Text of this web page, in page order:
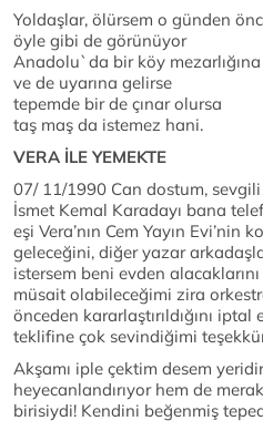
Yoldaşlar, ölürsem o günden
öyle gibi de görünüyor
Anadolu`da bir köy
ve de uyarına gelirse
tepemde bir de çınar olursa
taş maş da istemez hani.
VERA İLE YEMEKTE
07/ 11/1990 Can dostum,
İsmet Kemal Karadayı bana
eşi Vera’nın Cem Yayın Evi’nin
geleceğini, diğer yazar
istersem beni evden
müsait olabileceğimi zira
önceden kararlaştırıldığını
teklifine çok sevindiğimi
Akşamı iple çektim desem
heyecanlandırıyor hem de
birisiydi! Kendini beğenmiş